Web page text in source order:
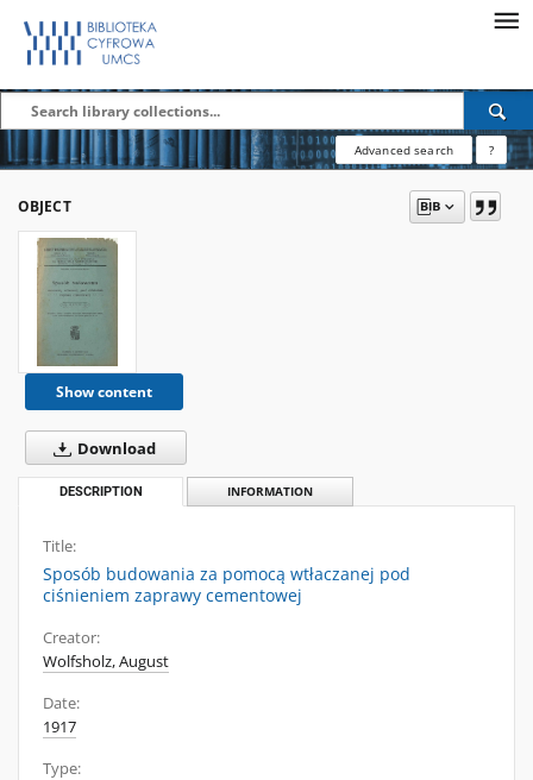
Advanced search ?
OBJECT
Show content
Download
DESCRIPTION INFORMATION
Title:
Sposób budowania za pomocą wtłaczanej pod
ciśnieniem zaprawy cementowej
Creator:
Wolfsholz, August
Date:
1917
Type: